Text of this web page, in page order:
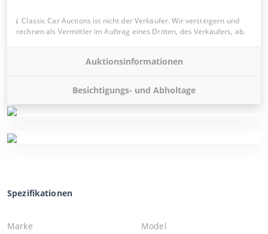
Classic Car Auctions ist nicht der Verkäufer. Wir versteigern und
rechnen als Vermittler im Auftrag eines Dritten, des Verkäufers, ab.
Auktionsinformationen
Besichtigungs- und Abholtage
Spezifikationen
Marke
Model